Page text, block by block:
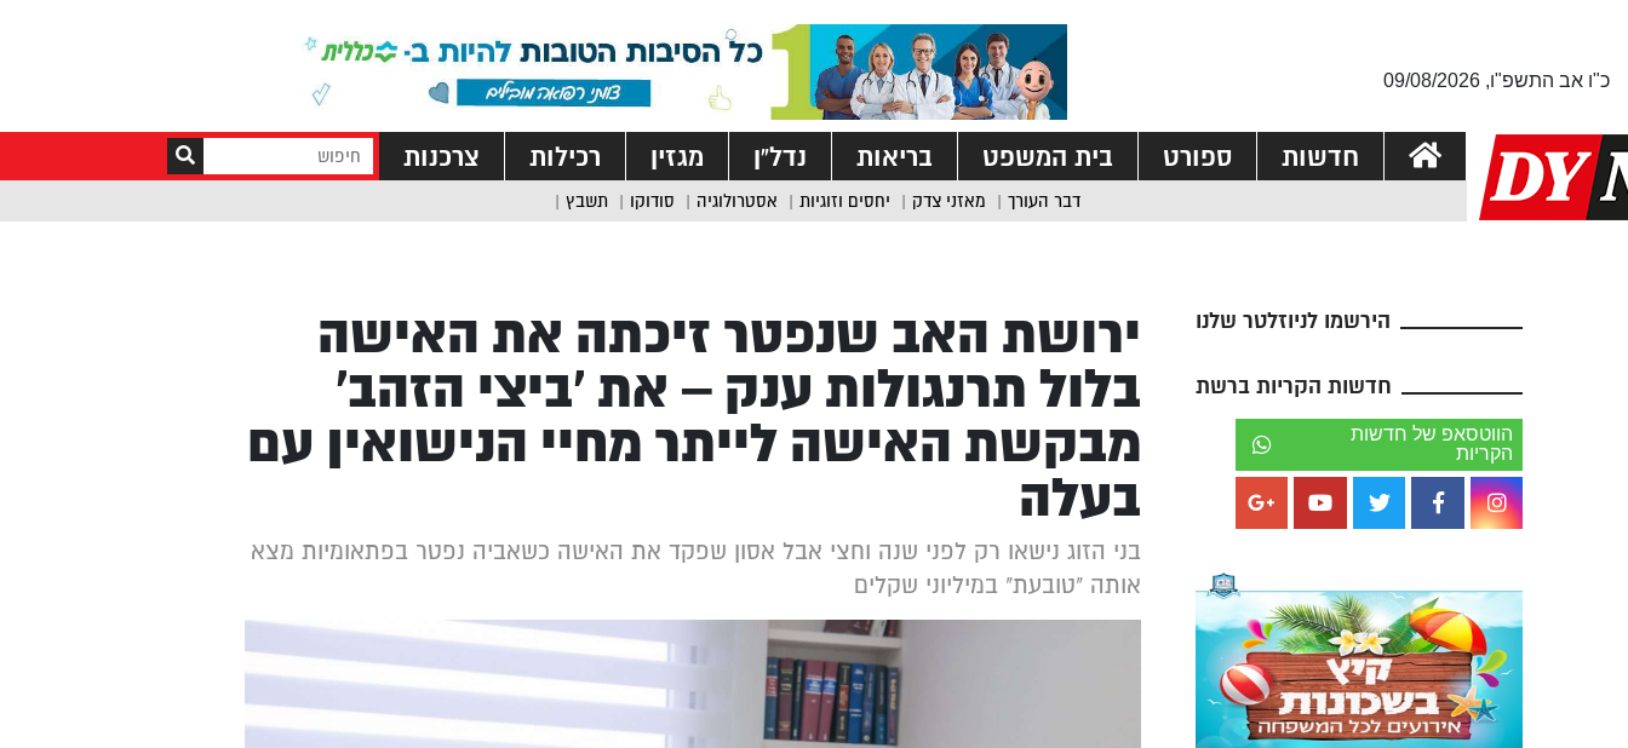
כ"ו אב התשפ"ו, 09/08/2026
חדשות ספורט בית המשפט בריאות נדל”ן מגזין רכילות צרכנות
דבר העורך מאזני צדק יחסים וזוגיות אסטרולוגיה סודוקו תשבץ
הירשמו לניוזלטר שלנו
חדשות הקריות ברשת
הווטסאפ של חדשות
הקריות
ירושת האב שנפטר זיכתה את האישה
בלול תרנגולות ענק – את ‘ביצי הזהב’
מבקשת האישה לייתר מחיי הנישואין עם
בעלה
בני הזוג נישאו רק לפני שנה וחצי אבל אסון שפקד את האישה כשאביה נפטר בפתאומיות מצא
אותה "טובעת" במיליוני שקלים